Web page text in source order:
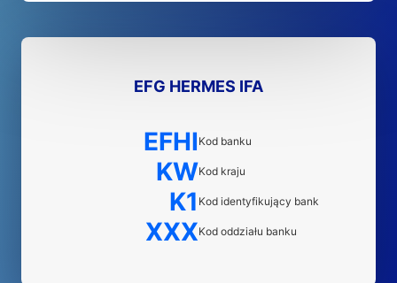
EFG HERMES IFA
EFHI Kod banku
KWKod kraju
K1 Kod identyfikujący bank
XXXKod oddziału banku